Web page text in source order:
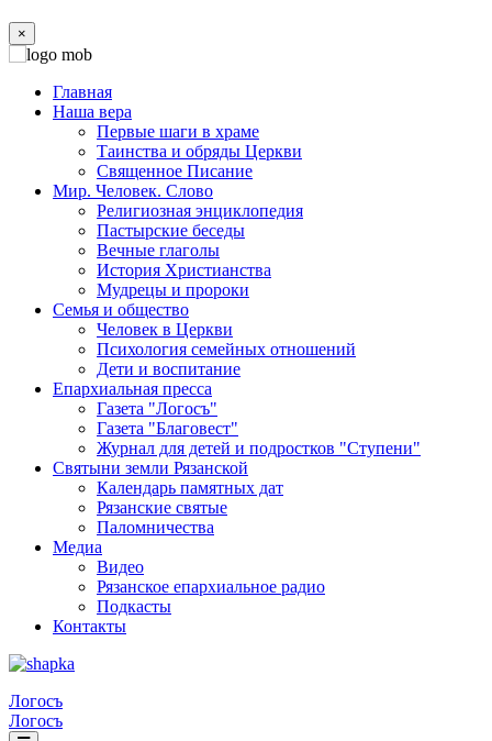
×
Главная
Наша вера
Первые шаги в храме
Таинства и обряды Церкви
Священное Писание
Мир. Человек. Слово
Религиозная энциклопедия
Пастырские беседы
Вечные глаголы
История Христианства
Мудрецы и пророки
Семья и общество
Человек в Церкви
Психология семейных отношений
Дети и воспитание
Епархиальная пресса
Газета "Логосъ"
Газета "Благовест"
Журнал для детей и подростков "Ступени"
Святыни земли Рязанской
Календарь памятных дат
Рязанские святые
Паломничества
Медиа
Видео
Рязанское епархиальное радио
Подкасты
Контакты
Логосъ
Логосъ